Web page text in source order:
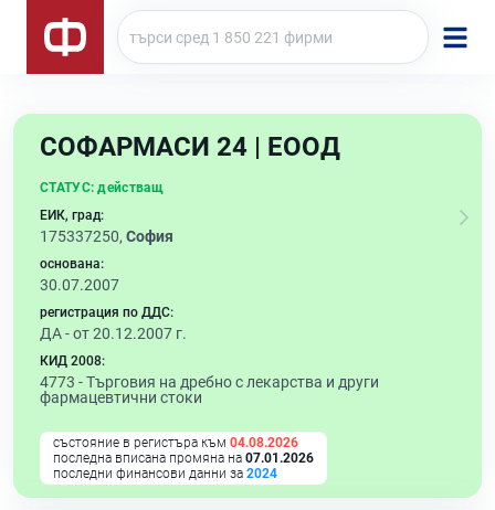
СОФАРМАСИ 24 | ЕООД
СТАТУС: действащ
ЕИК, град:
175337250, София
основана:
30.07.2007
регистрация по ДДС:
ДА - от 20.12.2007 г.
КИД 2008:
4773 -Търговия на дребно с лекарства и други
фармацевтични стоки
състояние в регистъра към 04.08.2026
последна вписана промяна на 07.01.2026
последни финансови данни за 2024